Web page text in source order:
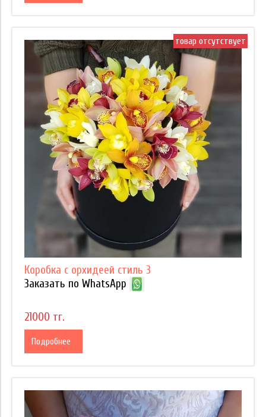
товар отсутствует
Коробка с орхидеей стиль 3
Заказать по WhatsApp
21000 тг.
Подробнее